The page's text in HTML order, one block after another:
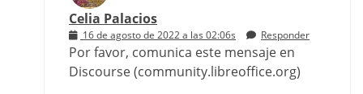
Celia Palacios
16 de agosto de 2022 a las 02:06s Responder
Por favor, comunica este mensaje en
Discourse (community.libreoffice.org)